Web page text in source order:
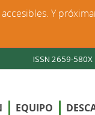
ISSN 2659-580X
EQUIPO
Y